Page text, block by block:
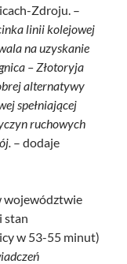
Zdroju. –
linii kolejowej
na uzyskanie
– Złotoryja
alternatywy
spełniającej
ruchowych
– dodaje
województwie
stan
w 53-55 minut)